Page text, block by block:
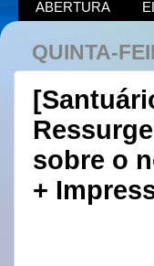
ABERTURA
QUINTA-
sobre o
+